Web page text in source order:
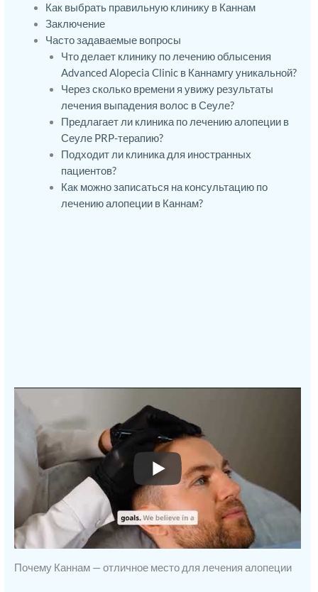
Как выбрать правильную клинику в Каннам
Заключение
Часто задаваемые вопросы
Что делает клинику по лечению облысения
Advanced Alopecia Clinic в Каннамгу уникальной?
Через сколько времени я увижу результаты
лечения выпадения волос в Сеуле?
Предлагает ли клиника по лечению алопеции в
Сеуле PRP-терапию?
Подходит ли клиника для иностранных
пациентов?
Как можно записаться на консультацию по
лечению алопеции в Каннам?
Почему Каннам — отличное место для лечения алопеции